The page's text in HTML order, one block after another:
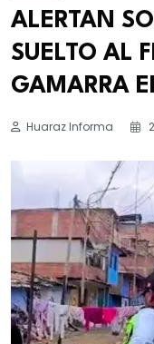
ALERTAN
SUELTO AL
GAMARRA
Huaraz Informa